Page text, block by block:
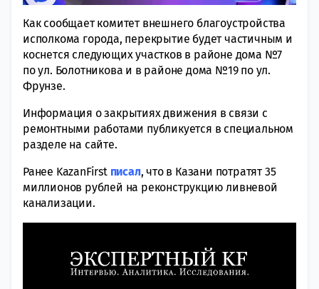
Как сообщает комитет внешнего благоустройства
исполкома города, перекрытие будет частичным и
коснется следующих участков в районе дома №7
по ул. Болотникова и в районе дома №19 по ул.
Фрунзе.
Информация о закрытиях движения в связи с
ремонтными работами публикуется в специальном
разделе на сайте.
Ранее KazanFirst писал, что в Казани потратят 35
миллионов рублей на реконструкцию ливневой
канализации.